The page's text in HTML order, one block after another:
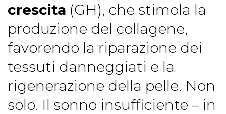
crescita (GH), che stimola la
produzione del collagene,
favorendo la riparazione dei
tessuti danneggiati e la
rigenerazione della pelle. Non
solo. Il sonno insufficiente – in